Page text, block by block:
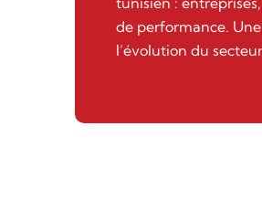
de performance.
l’évolution du